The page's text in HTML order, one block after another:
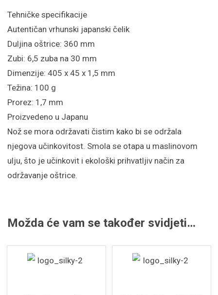
Tehničke specifikacije
Autentičan vrhunski japanski čelik
Duljina oštrice: 360 mm
Zubi: 6,5 zuba na 30 mm
Dimenzije: 405 x 45 x 1,5 mm
Težina: 100 g
Prorez: 1,7 mm
Proizvedeno u Japanu
Nož se mora održavati čistim kako bi se održala
njegova učinkovitost. Smola se otapa u maslinovom
ulju, što je učinkovit i ekološki prihvatljiv način za
održavanje oštrice.
Možda će vam se također svidjeti…